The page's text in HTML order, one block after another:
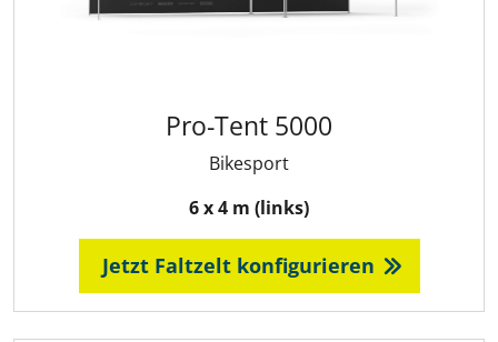
Pro-Tent 5000
Bikesport
6 x 4 m (links)
Jetzt Faltzelt konfigurieren